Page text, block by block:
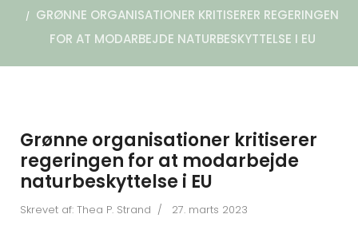
GRØNNE ORGANISATIONER KRITISERER REGERINGEN
FOR AT MODARBEJDE NATURBESKYTTELSE I EU
Grønne organisationer kritiserer
regeringen for at modarbejde
naturbeskyttelse i EU
Skrevet af: Thea P. Strand 27. marts 2023